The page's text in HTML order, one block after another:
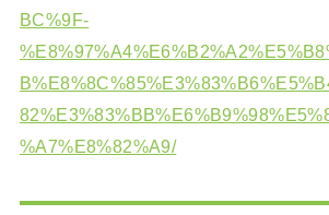
BC%9F-
%A7%E8%82%A9/